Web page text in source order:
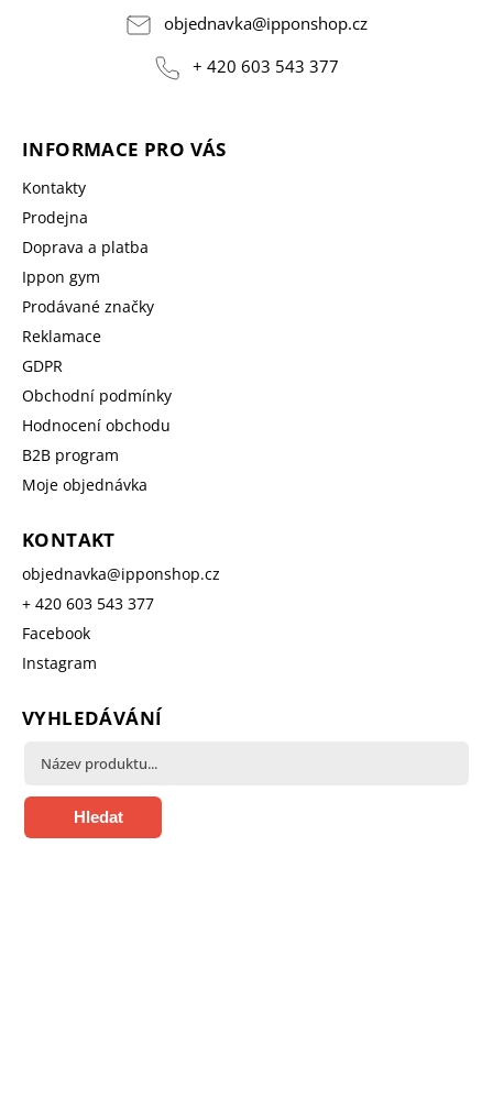
objednavka@ipponshop.cz
+ 420 603 543 377
INFORMACE PRO VÁS
Kontakty
Prodejna
Doprava a platba
Ippon gym
Prodávané značky
Reklamace
GDPR
Obchodní podmínky
Hodnocení obchodu
B2B program
Moje objednávka
KONTAKT
objednavka@ipponshop.cz
+ 420 603 543 377
Facebook
Instagram
VYHLEDÁVÁNÍ
Hledat